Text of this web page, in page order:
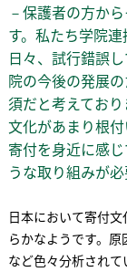
－保護者の方か
す。私たち学院
日々、試行錯誤
院の今後の発展
須だと考えてお
文化があまり根
寄付を身近に感
うな取り組みが
日本において寄付
らかなようです。
など色々分析され